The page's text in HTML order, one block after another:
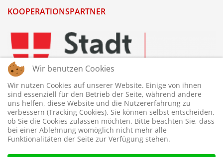
KOOPERATIONSPARTNER
Wir benutzen Cookies
Wir nutzen Cookies auf unserer Website. Einige von ihnen
sind essenziell für den Betrieb der Seite, während andere
uns helfen, diese Website und die Nutzererfahrung zu
verbessern (Tracking Cookies). Sie können selbst entscheiden,
ob Sie die Cookies zulassen möchten. Bitte beachten Sie, dass
bei einer Ablehnung womöglich nicht mehr alle
Funktionalitäten der Seite zur Verfügung stehen.